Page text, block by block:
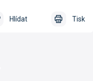
Tisk
Hlídat